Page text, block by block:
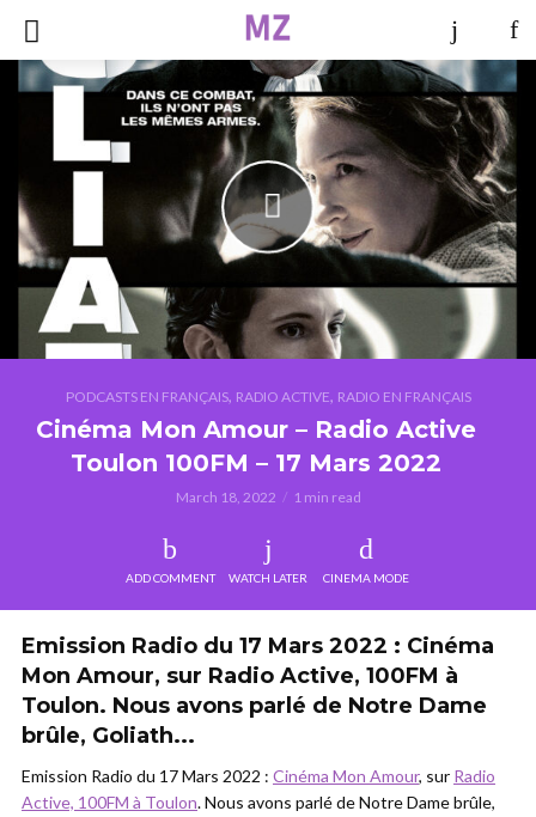
PODCASTS EN FRANÇAIS, RADIO ACTIVE, RADIO EN FRANÇAIS
Cinéma Mon Amour – Radio Active
Toulon 100FM – 17 Mars 2022
March 18, 2022 1 min read
ADD COMMENT WATCH LATER CINEMA MODE
Emission Radio du 17 Mars 2022 : Cinéma
Mon Amour, sur Radio Active, 100FM à
Toulon. Nous avons parlé de Notre Dame
brûle, Goliath...
Emission Radio du 17 Mars 2022 : Cinéma Mon Amour, sur Radio
Active, 100FM à Toulon. Nous avons parlé de Notre Dame brûle,